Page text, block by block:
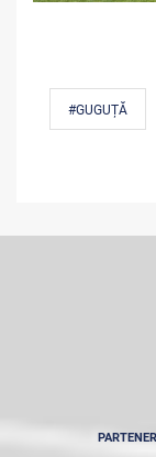
#GUGUȚĂ